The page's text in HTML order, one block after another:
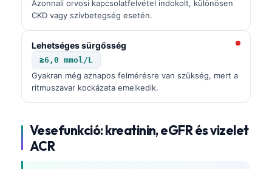
Azonnali orvosi kapcsolatfelvétel indokolt, különösen
CKD vagy szívbetegség esetén.
Lehetséges sürgősség
≥6,0 mmol/L
Gyakran még aznapos felmérésre van szükség, mert a
ritmuszavar kockázata emelkedik.
Vesefunkció: kreatinin, eGFR és vizelet
ACR